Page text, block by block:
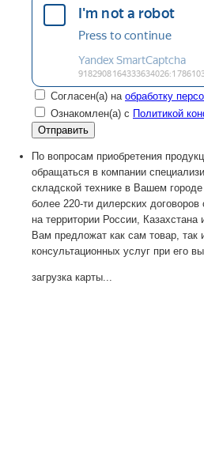
Согласен(а) на обработку
Ознакомлен(а) с Политикой
По вопросам приобретения
обращаться в компании
складской технике в Вашем
более 220-ти дилерских
на территории России,
Вам предложат как сам товар, так
консультационных услуг при его
загрузка карты...